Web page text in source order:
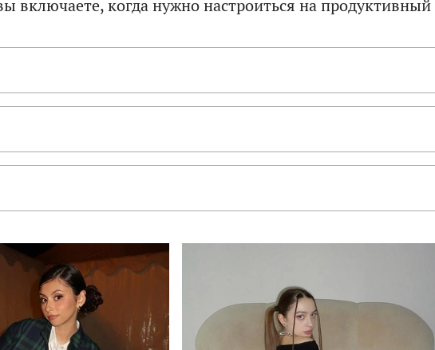
включаете, когда нужно настроиться на продуктивный